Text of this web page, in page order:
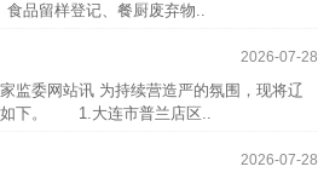
品留样登记、餐厨废弃物..
2026-07-28
网站讯 为持续营造严的氛围，现将辽
如下。 1.大连市普兰店区..
2026-07-28